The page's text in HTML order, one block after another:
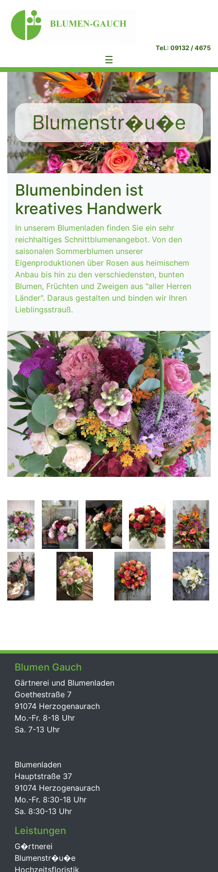
Tel.: 09132 / 4675
☰
Blumenstr�u�e
Blumenbinden ist
kreatives Handwerk
In unserem Blumenladen finden Sie ein sehr
reichhaltiges Schnittblumenangebot. Von den
saisonalen Sommerblumen unserer
Eigenproduktionen über Rosen aus heimischem
Anbau bis hin zu den verschiedensten, bunten
Blumen, Früchten und Zweigen aus "aller Herren
Länder". Daraus gestalten und binden wir Ihren
Lieblingsstrauß.
Blumen Gauch
Gärtnerei und Blumenladen
Goethestraße 7
91074 Herzogenaurach
Mo.-Fr. 8-18 Uhr
Sa. 7-13 Uhr
Blumenladen
Hauptstraße 37
91074 Herzogenaurach
Mo.-Fr. 8:30-18 Uhr
Sa. 8:30-13 Uhr
Leistungen
G�rtnerei
Blumenstr�u�e
Hochzeitsfloristik